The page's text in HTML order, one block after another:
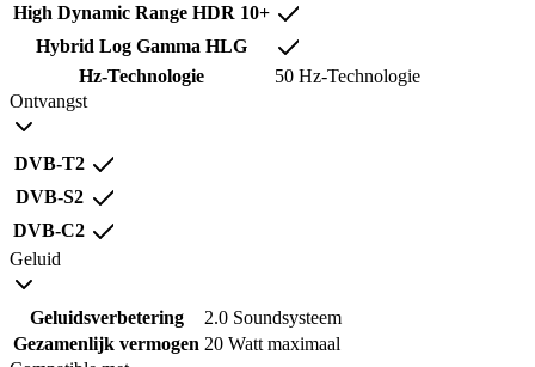
High Dynamic Range HDR 10+
Hybrid Log Gamma HLG
Hz-Technologie
50 Hz-Technologie
Ontvangst
DVB-T2
DVB-S2
DVB-C2
Geluid
Geluidsverbetering
2.0 Soundsysteem
Gezamenlijk vermogen 20 Watt maximaal